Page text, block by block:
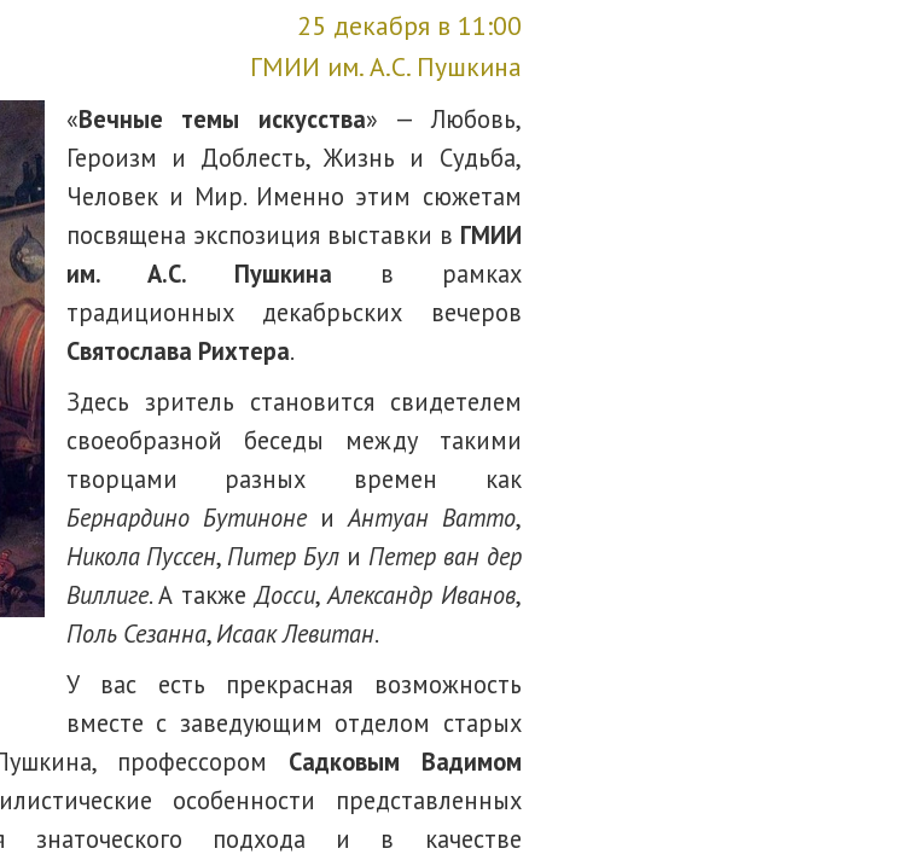
25 декабря в 11:00
ГМИИ им. А.С. Пушкина
«Вечные темы искусства» — Любовь,
Героизм и Доблесть, Жизнь и Судьба,
Человек и Мир. Именно этим сюжетам
посвящена экспозиция выставки в ГМИИ
им. А.С. Пушкина в рамках
традиционных декабрьских вечеров
Святослава Рихтера.
Здесь зритель становится свидетелем
своеобразной беседы между такими
творцами разных времен как
Бернардино БутинонеиАнтуан Ватто,
Никола Пуссен, Питер Бул и Петер ван дер
Виллиге. А такжеДосси,Александр Иванов,
Поль Сезанна,Исаак Левитан.
У вас есть прекрасная возможность
вместе с заведующим отделом старых
профессором Садковым Вадимом
особенности представленных
знаточеского подхода и в качестве